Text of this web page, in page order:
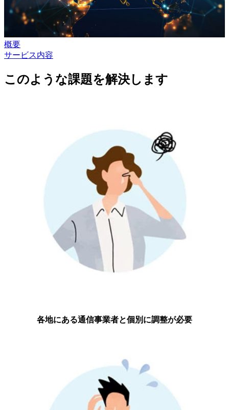
概要
サービス内容
このような課題を解決します
各地にある通信事業者と個別に調整が必要